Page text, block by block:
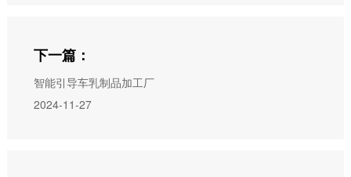
下一篇：
智能引导车乳制品加工厂
2024-11-27